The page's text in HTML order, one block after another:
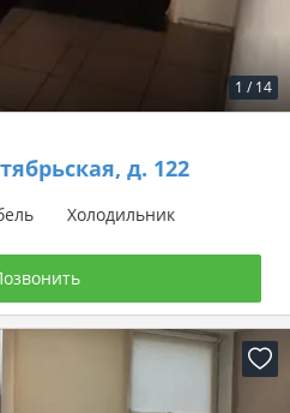
1 / 14
д. 122
Холодильник